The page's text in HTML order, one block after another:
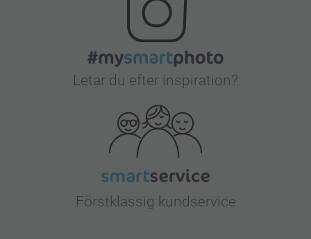
Letar du efter inspiration?
Förstklassig kundservice